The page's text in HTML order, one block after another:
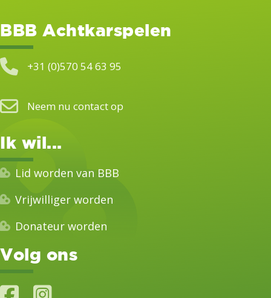
BBB Achtkarspelen
+31 (0)570 54 63 95
Neem nu contact op
Ik wil...
Lid worden van BBB
Vrijwilliger worden
Donateur worden
Volg ons